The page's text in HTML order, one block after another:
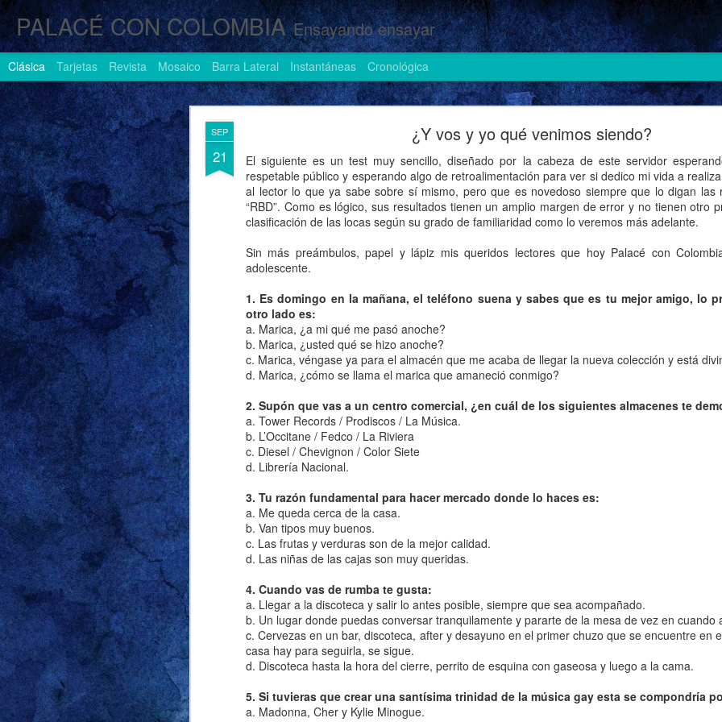
SEP
21
¿Y vos y yo qué venimos siendo?
El siguiente es un test muy sencillo, diseñado por la cabeza de este servidor
respetable público y esperando algo de retroalimentación para ver si dedico mi vida a
al lector lo que ya sabe sobre sí mismo, pero que es novedoso siempre que lo digan las
“RBD”. Como es lógico, sus resultados tienen un amplio margen de error y no tienen otro
clasificación de las locas según su grado de familiaridad como lo veremos más adelante.
Sin más preámbulos, papel y lápiz mis queridos lectores que hoy Palacé con
adolescente.
1. Es domingo en la mañana, el teléfono suena y sabes que es tu mejor amigo, lo
otro lado es:
a. Marica, ¿a mi qué me pasó anoche?
b. Marica, ¿usted qué se hizo anoche?
c. Marica, véngase ya para el almacén que me acaba de llegar la nueva colección y está
d. Marica, ¿cómo se llama el marica que amaneció conmigo?
2. Supón que vas a un centro comercial, ¿en cuál de los siguientes almacenes te
a. Tower Records / Prodiscos / La Música.
b. L’Occitane / Fedco / La Riviera
c. Diesel / Chevignon / Color Siete
d. Librería Nacional.
3. Tu razón fundamental para hacer mercado donde lo haces es:
a. Me queda cerca de la casa.
b. Van tipos muy buenos.
c. Las frutas y verduras son de la mejor calidad.
d. Las niñas de las cajas son muy queridas.
4. Cuando vas de rumba te gusta:
a. Llegar a la discoteca y salir lo antes posible, siempre que sea acompañado.
b. Un lugar donde puedas conversar tranquilamente y pararte de la mesa de vez en cuando
c. Cervezas en un bar, discoteca, after y desayuno en el primer chuzo que se encuentre en
casa hay para seguirla, se sigue.
d. Discoteca hasta la hora del cierre, perrito de esquina con gaseosa y luego a la cama.
5. Si tuvieras que crear una santísima trinidad de la música gay esta se compondría
a. Madonna, Cher y Kylie Minogue.
PALACÉ CON COLOMBIA Ensayando ensayar
Clásica Tarjetas Revista Mosaico Barra Lateral Instantáneas Cronológica
AUG
1
Cosas de heteros (II)
Decía mi abuela: “El amor es ciego, pero los vecinos no” cuando quería
relaciones no convencionales. Por lo general, porque le lectore ha asumido
escuché más de una vez, el comentario se refería a parejas heterosexuales con
en términos de edad, clase social o raza. Y sí, mi abuela era así de edadista,
haya crecido en una versión distinta de Colombia, que tire la primera piedra. No
conocer a mi primer novio, así que no sé qué tan homófoba era, pero conoció a
todos los trató muy bien, así que la discusión sobre intersecciones termina aquí.
Lo dije en la entrada anterior: si mi radar detecta algo, quiero conversarlo con mi
demasiado grande para dejarlo pasar. Todo comenzó en un incierto jueves o
comienzo del verano trajo consigo unos aguaceros de terror que tenían las
nuestra casa vueltas miseria. Por eso, en cuanto escuché el primer trueno, salí a
que no cayeran las unas sobre las otras. Mientras estaba en ello, vi a la vecina del
vecino que en los dos años que vivió en la cuadra no me molesté en preguntarle su
Grace para no dejarla anónima. No sé con exactitud qué pretendía, pero salió de
unos 50 centímetros de alto, lo encendió, lo miró atentísima por un par de minutos y